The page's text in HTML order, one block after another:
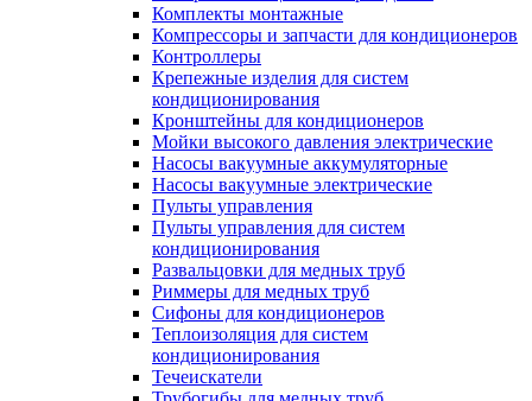
Комплекты монтажные
Компрессоры и запчасти для кондиционеров
Контроллеры
Крепежные изделия для систем
кондиционирования
Кронштейны для кондиционеров
Мойки высокого давления электрические
Насосы вакуумные аккумуляторные
Насосы вакуумные электрические
Пульты управления
Пульты управления для систем
кондиционирования
Развальцовки для медных труб
Риммеры для медных труб
Сифоны для кондиционеров
Теплоизоляция для систем
кондиционирования
Течеискатели